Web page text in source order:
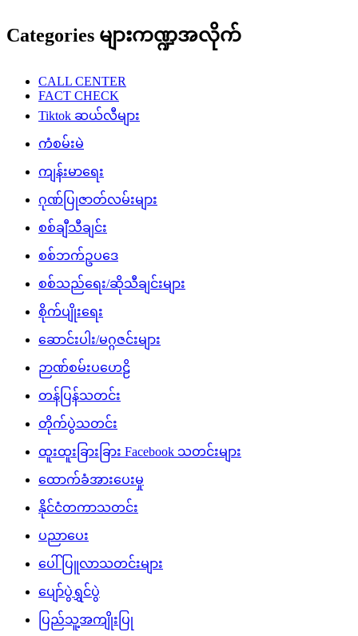
Categories များကဏ္ဍအလိုက်
CALL CENTER
FACT CHECK
Tiktok ဆယ်လီများ
ကံစမ်းမဲ
ကျန်းမာရေး
ဂုဏ်ပြုဇာတ်လမ်းများ
စစ်ချီသီချင်း
စစ်ဘက်ဥပဒေ
စစ်သည်ရေး/ဆိုသီချင်းများ
စိုက်ပျိုးရေး
ဆောင်းပါး/မဂ္ဂဇင်းများ
ဉာဏ်စမ်းပဟေဠိ
တန်ပြန်သတင်း
တိုက်ပွဲသတင်း
ထူးထူးခြားခြား Facebook သတင်းများ
ထောက်ခံအားပေးမှု
နိုင်ငံတကာသတင်း
ပညာပေး
ပေါ်ပြူလာသတင်းများ
ပျော်ပွဲရွှင်ပွဲ
ပြည်သူ့အကျိုးပြု